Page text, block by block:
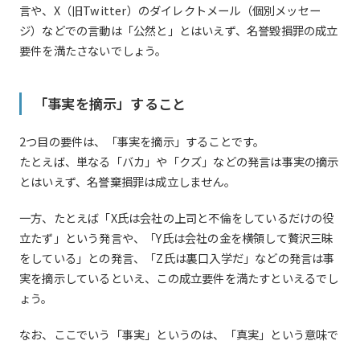
言や、X（旧Twitter）のダイレクトメール（個別メッセー
ジ）などでの言動は「公然と」とはいえず、名誉毀損罪の成立
要件を満たさないでしょう。
「事実を摘示」すること
2つ目の要件は、「事実を摘示」することです。
たとえば、単なる「バカ」や「クズ」などの発言は事実の摘示
とはいえず、名誉棄損罪は成立しません。
一方、たとえば「X氏は会社の上司と不倫をしているだけの役
立たず」という発言や、「Y氏は会社の金を横領して贅沢三昧
をしている」との発言、「Z氏は裏口入学だ」などの発言は事
実を摘示しているといえ、この成立要件を満たすといえるでし
ょう。
なお、ここでいう「事実」というのは、「真実」という意味で